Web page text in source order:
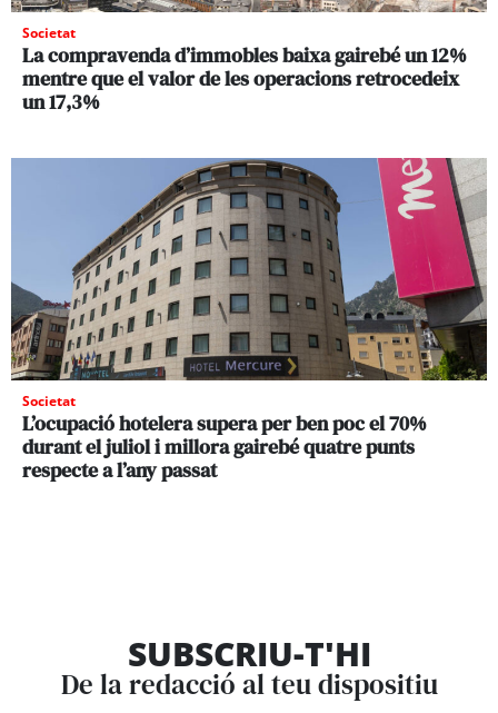
Societat
La compravenda d’immobles baixa gairebé un 12%
mentre que el valor de les operacions retrocedeix
un 17,3%
Societat
L’ocupació hotelera supera per ben poc el 70%
durant el juliol i millora gairebé quatre punts
respecte a l’any passat
SUBSCRIU-T'HI
De la redacció al teu dispositiu